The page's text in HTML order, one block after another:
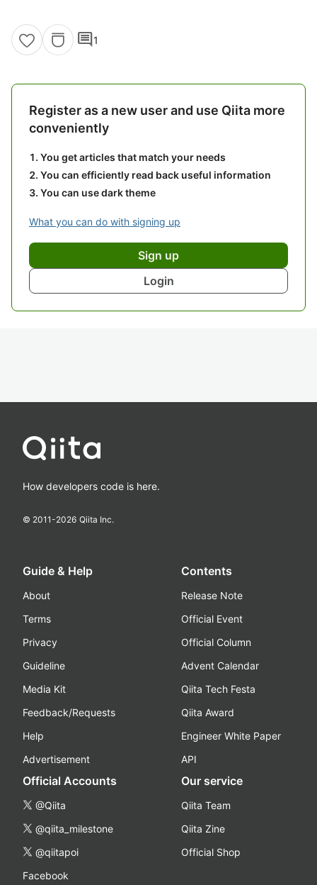
comment1
Register as a new user and use Qiita more
conveniently
You get articles that match your needs
You can efficiently read back useful information
You can use dark theme
What you can do with signing up
Sign up
Login
How developers code is here.
© 2011-2026 Qiita Inc.
Guide & Help
About
Terms
Privacy
Guideline
Media Kit
Feedback/Requests
Help
Advertisement
Contents
Release Note
Official Event
Official Column
Advent Calendar
Qiita Tech Festa
Qiita Award
Engineer White Paper
API
Official Accounts
@Qiita
@qiita_milestone
@qiitapoi
Facebook
Our service
Qiita Team
Qiita Zine
Official Shop